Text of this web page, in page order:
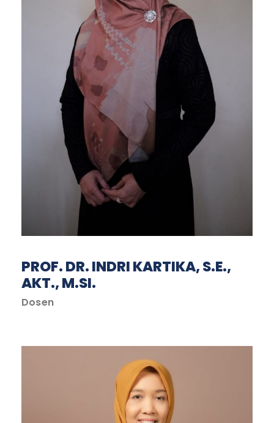
PROF. DR. INDRI KARTIKA, S.E.,
AKT., M.SI.
Dosen